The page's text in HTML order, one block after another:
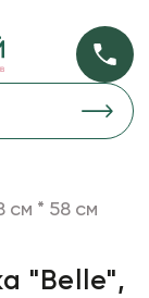
для
см * 58 см
"Belle",